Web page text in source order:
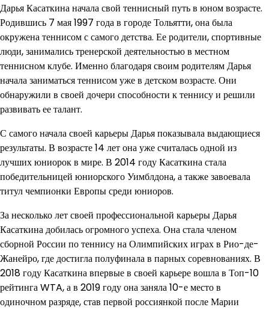
Дарья Касаткина начала свой теннисный путь в юном возрасте.
Родившись 7 мая 1997 года в городе Тольятти, она была
окружена теннисом с самого детства. Ее родители, спортивные
люди, занимались тренерской деятельностью в местном
теннисном клубе. Именно благодаря своим родителям Дарья
начала заниматься теннисом уже в детском возрасте. Они
обнаружили в своей дочери способности к теннису и решили
развивать ее талант.
С самого начала своей карьеры Дарья показывала выдающиеся
результаты. В возрасте 14 лет она уже считалась одной из
лучших юниорок в мире. В 2014 году Касаткина стала
победительницей юниорского Уимблдона, а также завоевала
титул чемпионки Европы среди юниоров.
За несколько лет своей профессиональной карьеры Дарья
Касаткина добилась огромного успеха. Она стала членом
сборной России по теннису на Олимпийских играх в Рио-де-
Жанейро, где достигла полуфинала в парных соревнованиях. В
2018 году Касаткина впервые в своей карьере вошла в Топ-10
рейтинга WTA, а в 2019 году она заняла 10-е место в
одиночном разряде, став первой россиянкой после Марии